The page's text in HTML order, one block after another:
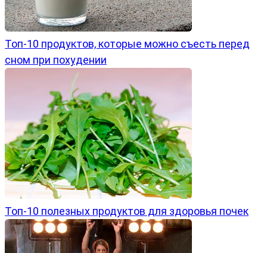
Топ-10 продуктов, которые можно съесть перед
сном при похудении
Топ-10 полезных продуктов для здоровья почек